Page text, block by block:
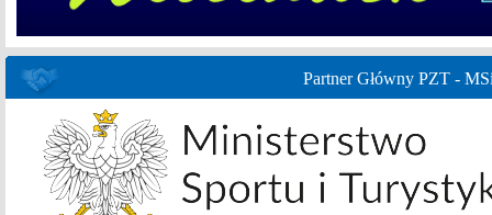
Partner Główny PZT -